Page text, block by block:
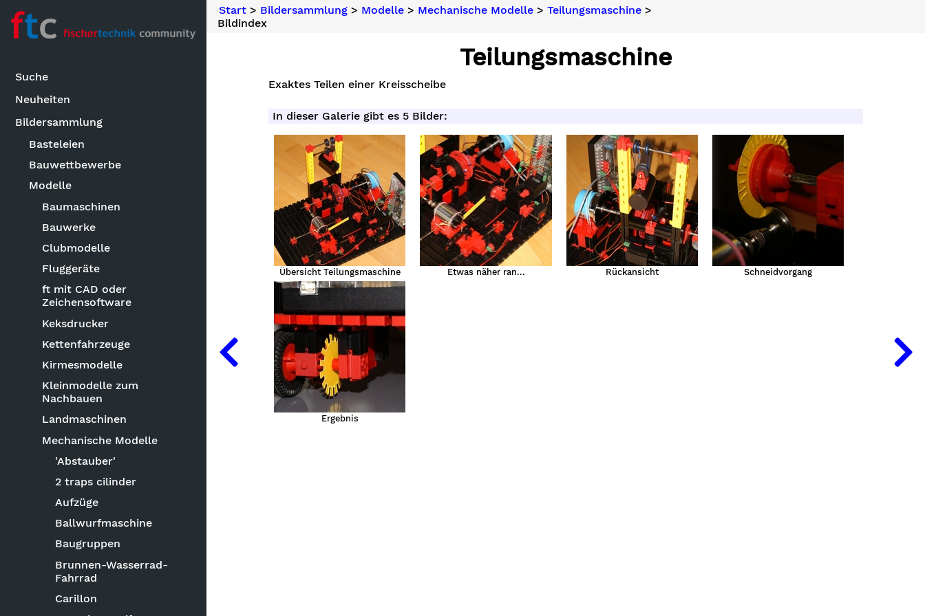
Suche
Neuheiten
Bildersammlung
Basteleien
Bauwettbewerbe
Modelle
Baumaschinen
Bauwerke
Clubmodelle
Fluggeräte
ft mit CAD oder
Zeichensoftware
Keksdrucker
Kettenfahrzeuge
Kirmesmodelle
Kleinmodelle zum
Nachbauen
Landmaschinen
Mechanische Modelle
'Abstauber'
2 traps cilinder
Aufzüge
Ballwurfmaschine
Baugruppen
Brunnen-Wasserrad-
Fahrrad
Carillon
Start> Bildersammlung> Modelle> Mechanische Modelle> Teilungsmaschine>
Bildindex
Teilungsmaschine
Exaktes Teilen einer Kreisscheibe
In dieser Galerie gibt es 5 Bilder:
Übersicht Teilungsmaschine Etwas näher ran... Rückansicht Schneidvorgang
Ergebnis